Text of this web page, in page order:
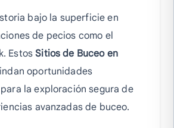
bajo la superficie en
de pecios como el
EstosSitios de Buceo en
oportunidades
la exploración segura de
avanzadas de buceo.